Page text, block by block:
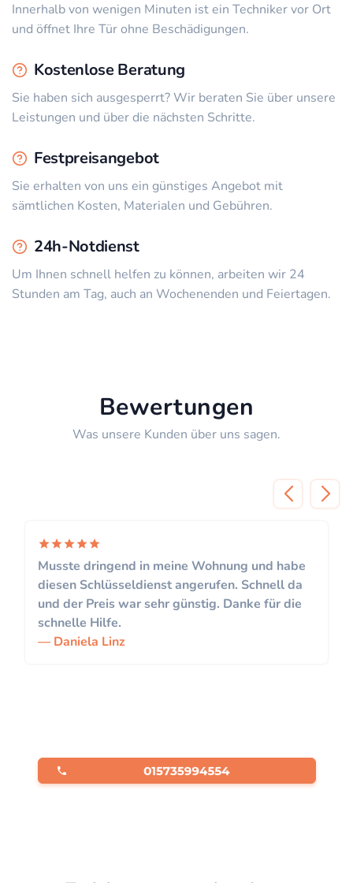
Innerhalb von wenigen Minuten ist ein Techniker vor Ort
und öffnet Ihre Tür ohne Beschädigungen.
Kostenlose Beratung
Sie haben sich ausgesperrt? Wir beraten Sie über unsere
Leistungen und über die nächsten Schritte.
Festpreisangebot
Sie erhalten von uns ein günstiges Angebot mit
sämtlichen Kosten, Materialen und Gebühren.
24h-Notdienst
Um Ihnen schnell helfen zu können, arbeiten wir 24
Stunden am Tag, auch an Wochenenden und Feiertagen.
Bewertungen
Was unsere Kunden über uns sagen.
Musste dringend in meine Wohnung und habe
diesen Schlüsseldienst angerufen. Schnell da
und der Preis war sehr günstig. Danke für die
schnelle Hilfe.
Daniela Linz